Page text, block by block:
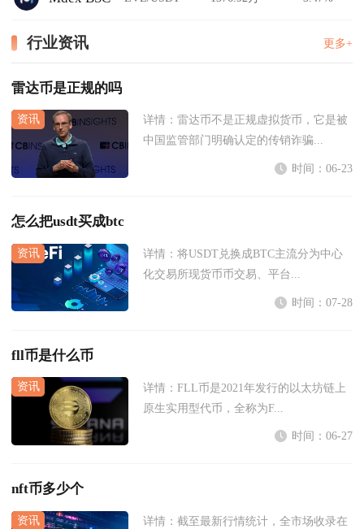
行业资讯 更多+
雷达币是正规的吗
详情： 雷达币不是正规虚拟货币，它是被
中国监管部门明确认定的传销诈骗...
时间：06-23
怎么把usdt买成btc
详情： 将USDT兑换成BTC主流分为中心
化交易所现货币币交易、平台...
时间：07-28
fll币是什么币
详情： FLL币是2021年发行的以太坊链上
原生实用型代币，全称为F...
时间：06-27
nft币多少个
详情： 截至最新行情统计，全市场收录在